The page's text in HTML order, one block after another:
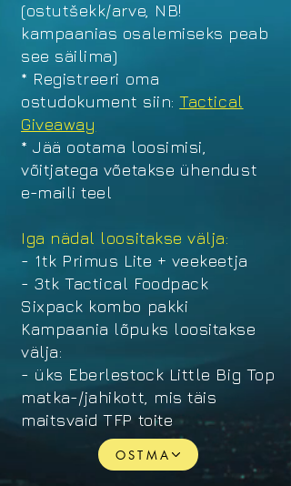
(ostutšekk/arve, NB!
kampaanias osalemiseks peab
see säilima)
* Registreeri oma
ostudokument siin:Tactical
Giveaway
* Jää ootama loosimisi,
võitjatega võetakse ühendust
e-maili teel
Iga nädal loositakse välja:
- 1tk Primus Lite + veekeetja
- 3tk Tactical Foodpack
Sixpack kombo pakki
Kampaania lõpuks loositakse
välja:
- üks Eberlestock Little Big Top
matka-/jahikott, mis täis
maitsvaid TFP toite
OSTMA